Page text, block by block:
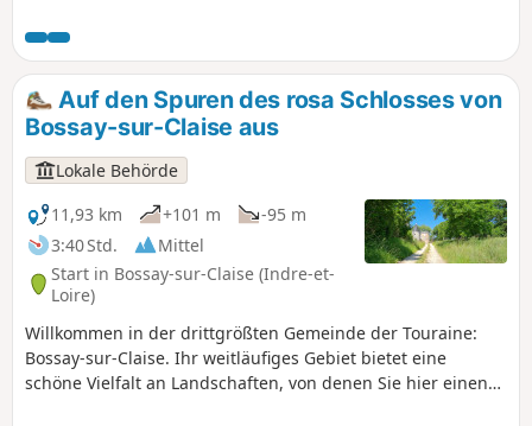
Auf den Spuren des rosa Schlosses von
Bossay-sur-Claise aus
Lokale Behörde
11,93 km
+101 m
-95 m
3:40 Std.
Mittel
Start in Bossay-sur-Claise (Indre-et-
Loire)
Willkommen in der drittgrößten Gemeinde der Touraine:
Bossay-sur-Claise. Ihr weitläufiges Gebiet bietet eine
schöne Vielfalt an Landschaften, von denen Sie hier einen